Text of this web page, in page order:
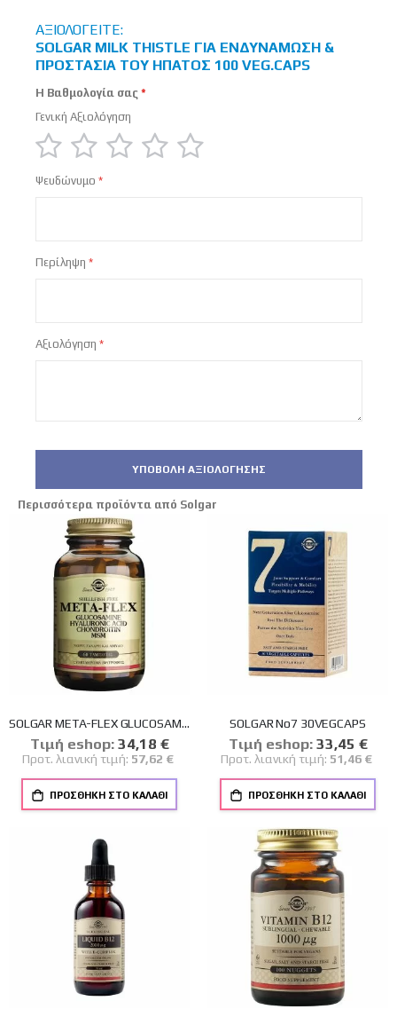
ΑΞΙΟΛΟΓΕΊΤΕ:
SOLGAR MILK THISTLE ΓΙΑ ΕΝΔΥΝΆΜΩΣΗ &
ΠΡΟΣΤΑΣΊΑ ΤΟΥ ΉΠΑΤΟΣ 100 VEG.CAPS
Η Βαθμολογία σας
Γενική Αξιολόγηση
star
stars
stars
stars
stars
Ψευδώνυμο
Περίληψη
Αξιολόγηση
ΥΠΟΒΟΛΉ ΑΞΙΟΛΌΓΗΣΗΣ
Περισσότερα προϊόντα από Solgar
SOLGAR META-FLEX GLUCOSAMINE HYALURONIC ACID CHONDR.MSM TABS 60S
Tιμή eshop: Ειδική
Τιμή
34,18 €
Προτ. λιανική τιμή: 57,62 €
ΠΡΟΣΘΉΚΗ ΣΤΟ ΚΑΛΆΘΙ
SOLGAR No7 30VEGCAPS
Tιμή eshop: Ειδική
Τιμή
33,45 €
Προτ. λιανική τιμή: 51,46 €
ΠΡΟΣΘΉΚΗ ΣΤΟ ΚΑΛΆΘΙ